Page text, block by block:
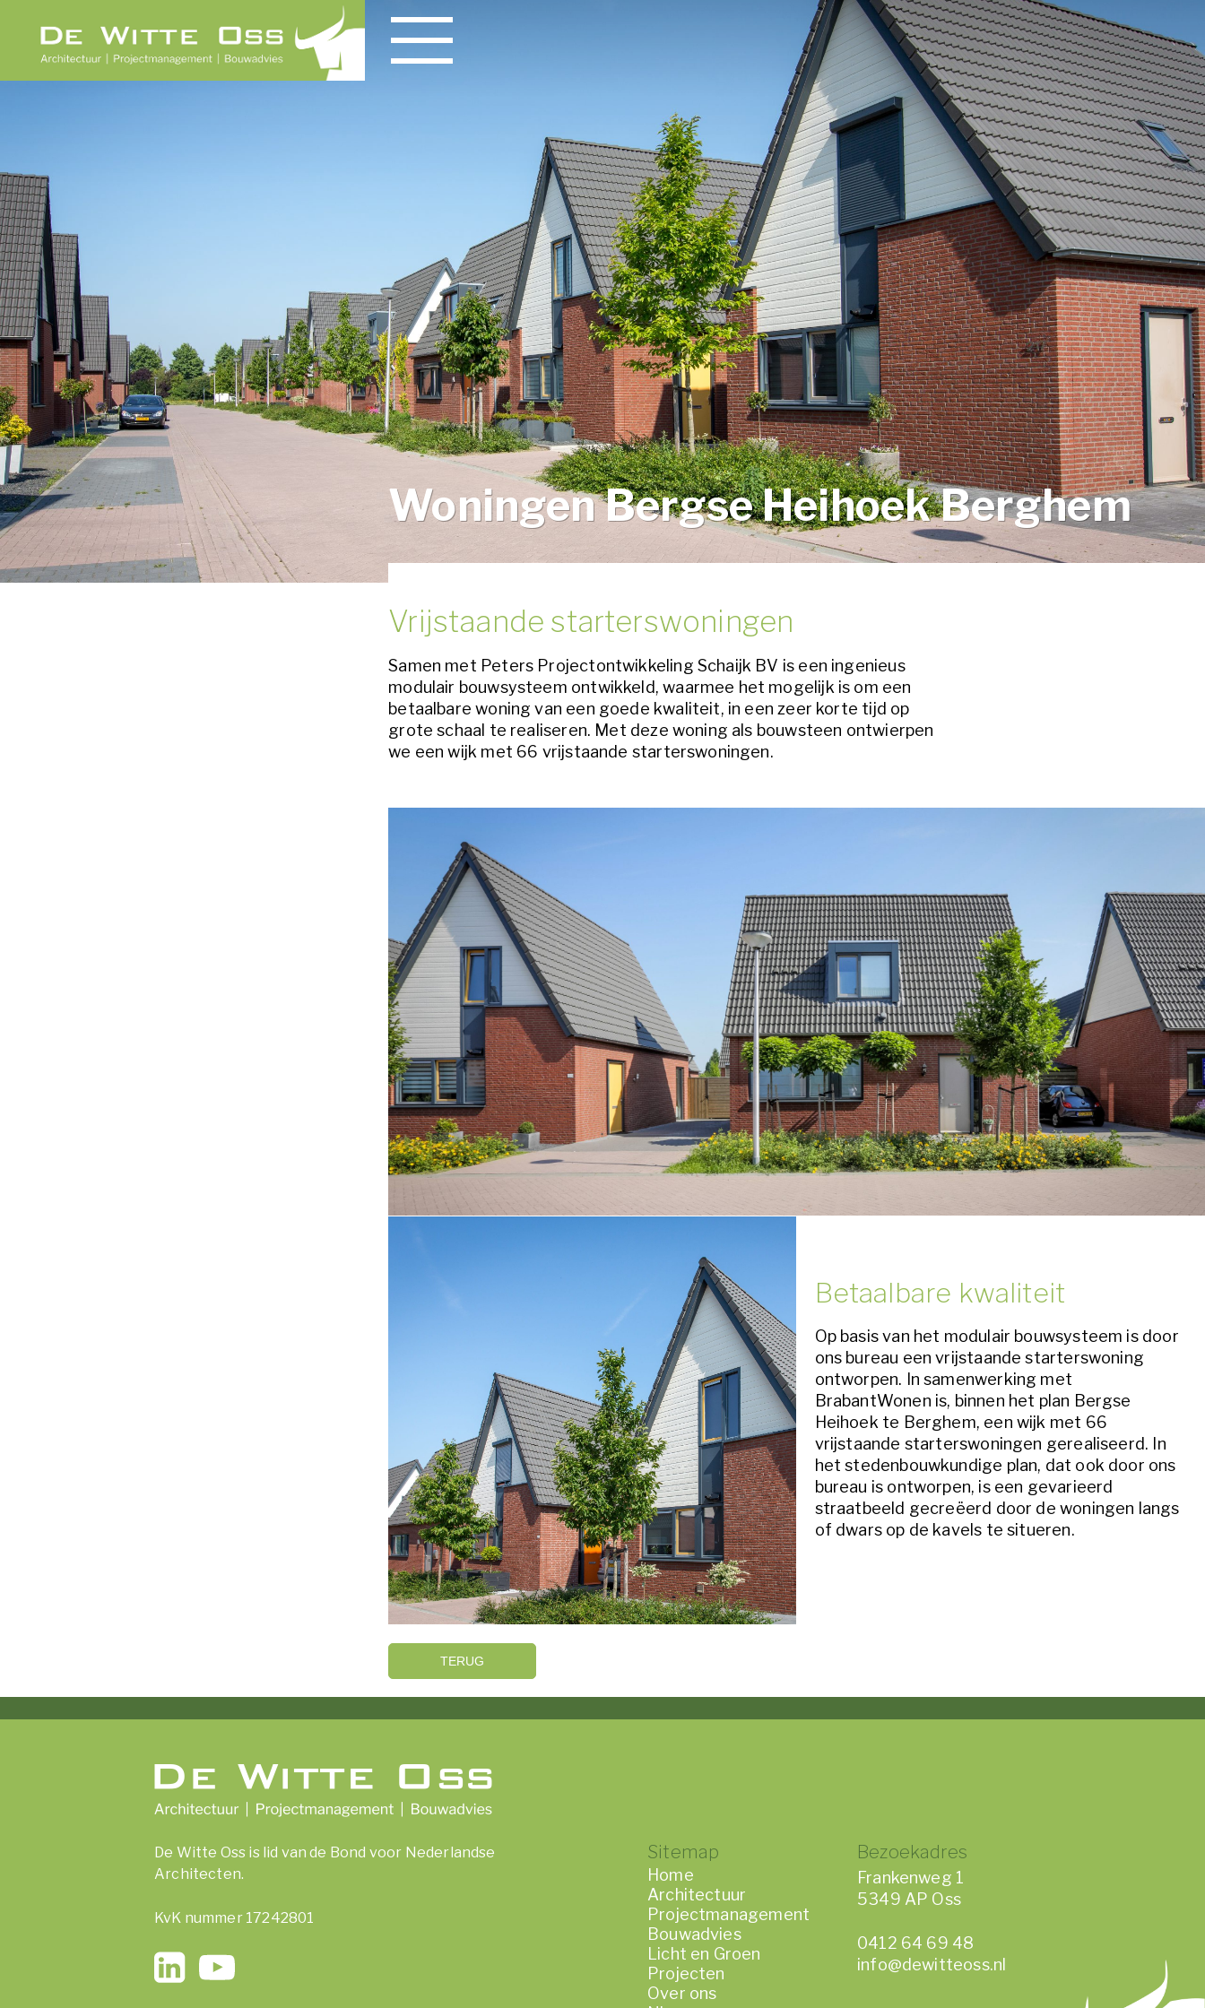
Woningen Bergse Heihoek Berghem
Vrijstaande starterswoningen
Samen met Peters Projectontwikkeling Schaijk BV is een ingenieus
modulair bouwsysteem ontwikkeld, waarmee het mogelijk is om een
betaalbare woning van een goede kwaliteit, in een zeer korte tijd op
grote schaal te realiseren. Met deze woning als bouwsteen ontwierpen
we een wijk met 66 vrijstaande starterswoningen.
Betaalbare kwaliteit
Op basis van het modulair bouwsysteem is door
ons bureau een vrijstaande starterswoning
ontworpen. In samenwerking met
BrabantWonen is, binnen het plan Bergse
Heihoek te Berghem, een wijk met 66
vrijstaande starterswoningen gerealiseerd. In
het stedenbouwkundige plan, dat ook door ons
bureau is ontworpen, is een gevarieerd
straatbeeld gecreëerd door de woningen langs
of dwars op de kavels te situeren.
TERUG
De Witte Oss is lid van de Bond voor Nederlandse
Architecten.
KvK nummer 17242801
Sitemap
Home
Architectuur
Projectmanagement
Bouwadvies
Licht en Groen
Projecten
Over ons
Bezoekadres
Frankenweg 1
5349 AP Oss
0412 64 69 48
info@dewitteoss.nl